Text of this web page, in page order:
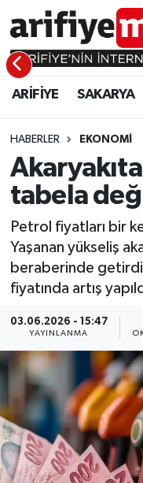
ARİFİYE SAKARYA
HABERLER EKONOMİ
tabela
Petrol fiyatları bir
Yaşanan yükseliş
beraberinde
fiyatında artış
03.06.2026 - 15:47
YAYINLANMA
ARİFİYE
SAKARYA
GÜNDEM
EĞİTİM
ASAYİŞ
EKONOMİ
ARİFİYE
GÜNDEM
EĞİTİM
EKONOMİ
ASAYİŞ
Sakarya Hava
Sakarya
Sakarya Trafik
Süper Lig Puan
Tüm Manşetler
Son Dakika
Haber Arşivi